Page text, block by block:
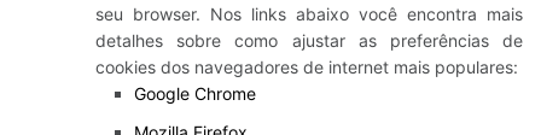
seu browser. Nos links abaixo você encontra mais
detalhes sobre como ajustar as preferências de
cookies dos navegadores de internet mais populares:
Google Chrome